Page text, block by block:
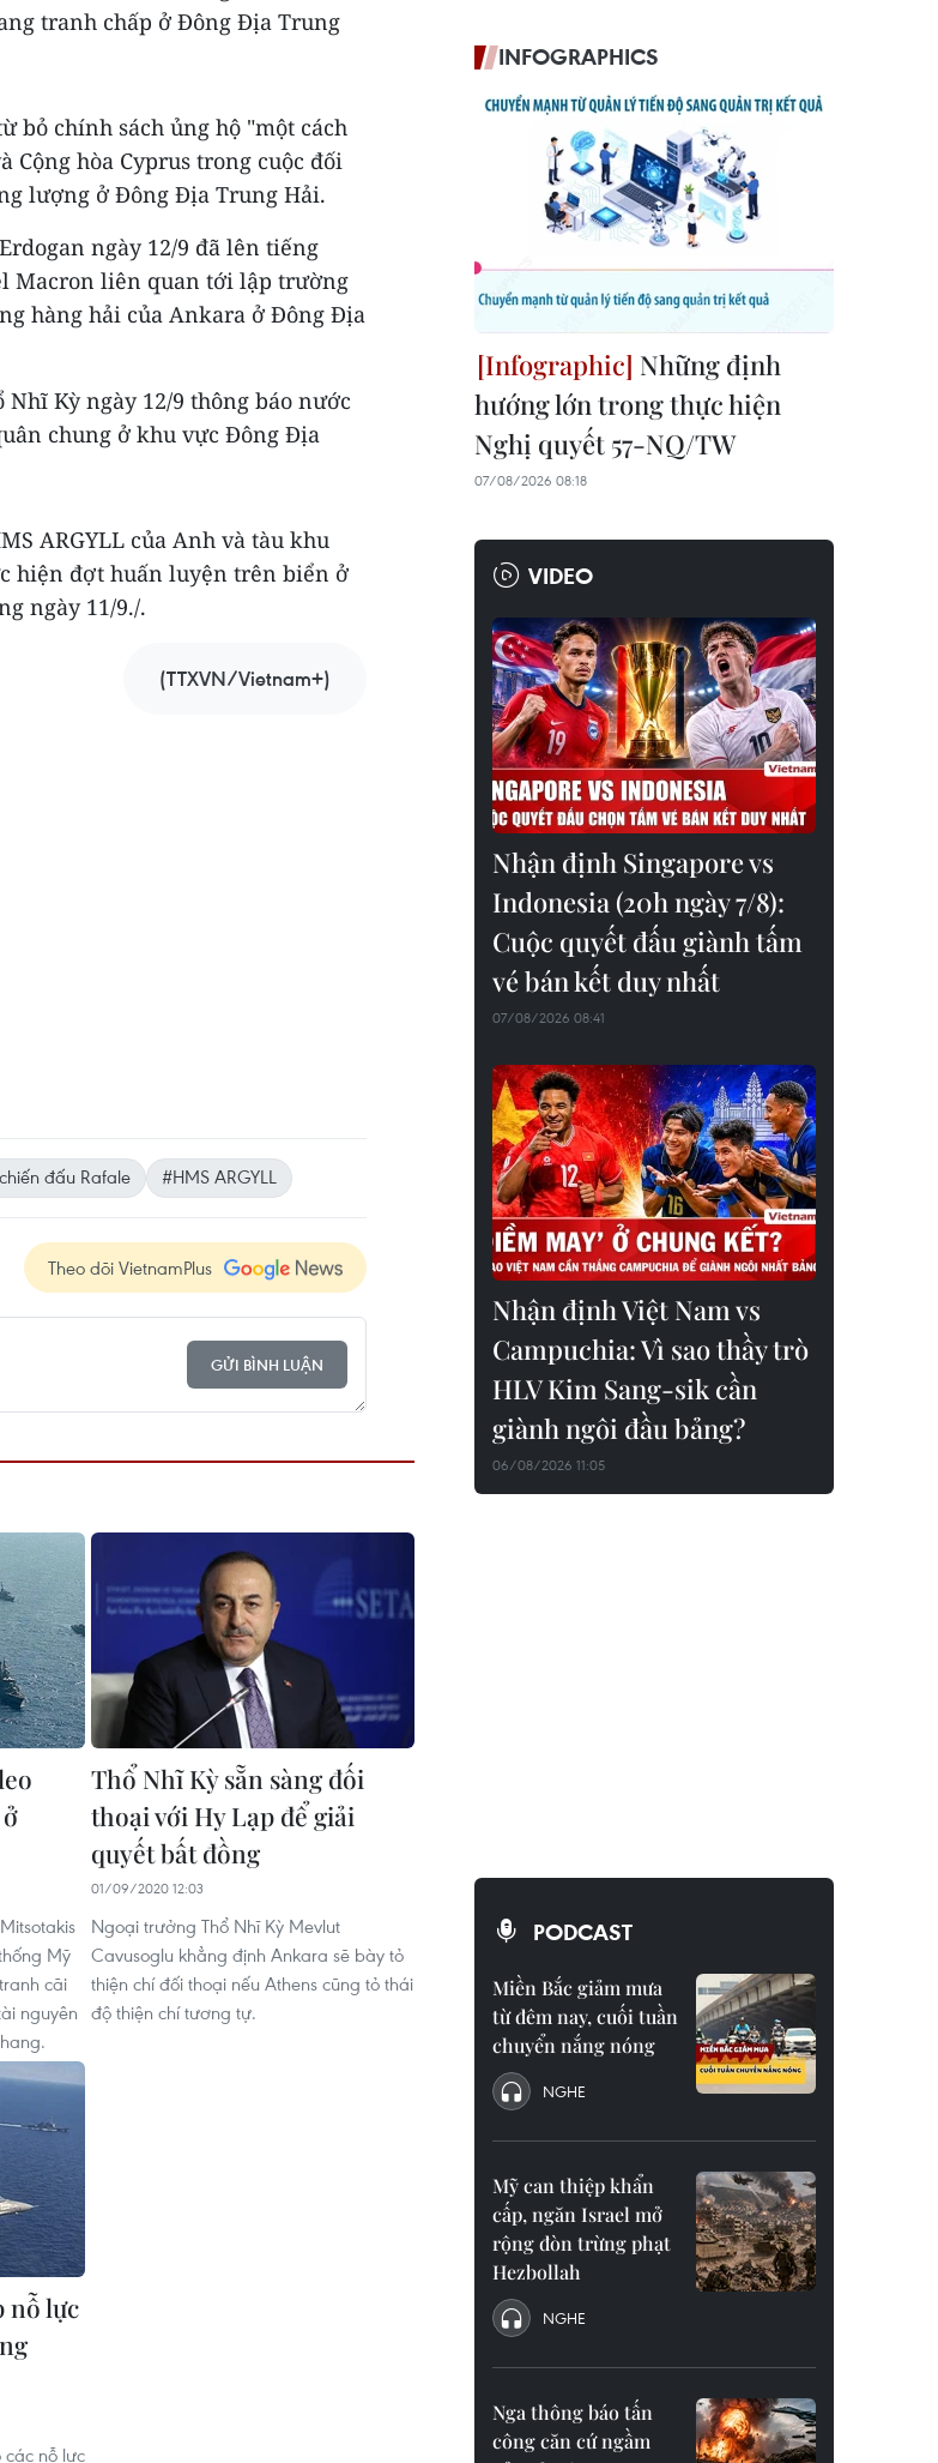
tranh chấp ở Đông Địa Trung
bỏ chính sách ủng hộ "một cách
Cộng hòa Cyprus trong cuộc đối
lượng ở Đông Địa Trung Hải.
ngày 12/9 đã lên tiếng
Macron liên quan tới lập trường
hàng hải của Ankara ở Đông Địa
Nhĩ Kỳ ngày 12/9 thông báo nước
chung ở khu vực Đông Địa
ARGYLL của Anh và tàu khu
hiện đợt huấn luyện trên biển ở
ngày 11/9./.
(TTXVN/Vietnam+)
đấu Rafale #HMS ARGYLL
Theo dõi VietnamPlus
GỬI BÌNH LUẬN
Mỹ
cãi
nguyên
Thổ Nhĩ Kỳ sẵn sàng đối
thoại với Hy Lạp để giải
quyết bất đồng
01/09/2020 12:03
Ngoại trưởng Thổ Nhĩ Kỳ Mevlut
Cavusoglu khẳng định Ankara sẽ bày tỏ
thiện chí đối thoại nếu Athens cũng tỏ thái
độ thiện chí tương tự.
nỗ lực
các nỗ lực
INFOGRAPHICS
Những định
hướng lớn trong thực hiện
Nghị quyết 57-NQ/TW
07/08/2026 08:18
VIDEO
Nhận định Singapore vs
Indonesia (20h ngày 7/8):
Cuộc quyết đấu giành tấm
vé bán kết duy nhất
07/08/2026 08:41
Nhận định Việt Nam vs
Campuchia: Vì sao thầy trò
HLV Kim Sang-sik cần
giành ngôi đầu bảng?
06/08/2026 11:05
PODCAST
Miền Bắc giảm mưa
từ đêm nay, cuối tuần
chuyển nắng nóng
NGHE
Mỹ can thiệp khẩn
cấp, ngăn Israel mở
rộng đòn trừng phạt
Hezbollah
NGHE
Nga thông báo tấn
công căn cứ ngầm